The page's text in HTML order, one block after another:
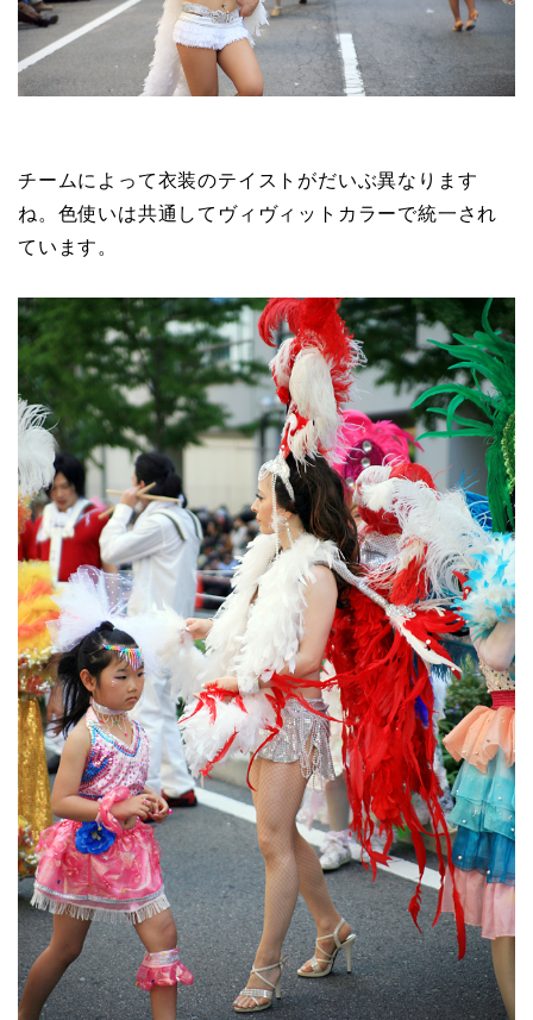
チームによって衣装のテイストがだいぶ異なります
ね。色使いは共通してヴィヴィットカラーで統一され
ています。